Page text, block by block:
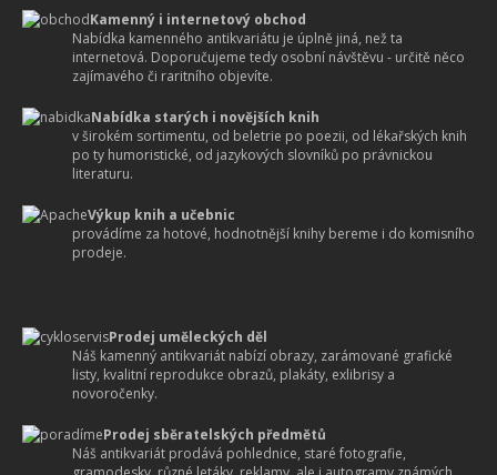
Kamenný i internetový obchod
Nabídka kamenného antikvariátu je úplně jiná, než ta
internetová. Doporučujeme tedy osobní návštěvu - určitě něco
zajímavého či raritního objevíte.
Nabídka starých i novějších knih
v širokém sortimentu, od beletrie po poezii, od lékařských knih
po ty humoristické, od jazykových slovníků po právnickou
literaturu.
Výkup knih a učebnic
provádíme za hotové, hodnotnější knihy bereme i do komisního
prodeje.
Prodej uměleckých děl
Náš kamenný antikvariát nabízí obrazy, zarámované grafické
listy, kvalitní reprodukce obrazů, plakáty, exlibrisy a
novoročenky.
Prodej sběratelských předmětů
Náš antikvariát prodává pohlednice, staré fotografie,